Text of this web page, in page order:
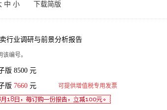
中 小 下载简版
行业调研与前景分析报告
编号。
版 8500 元
版 7660 元 可提供增值税专用发票